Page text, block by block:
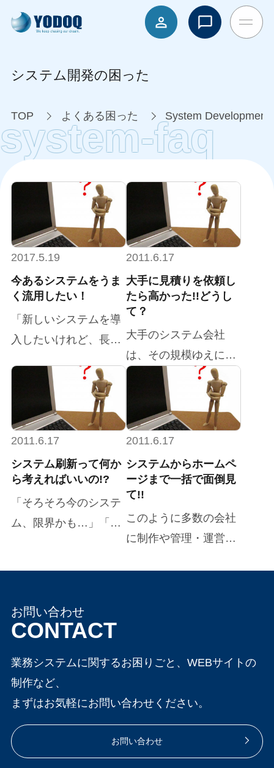
システム開発の困った
system-faq
TOP よくある困った System
2017.5.19
今あるシステムをうま
く流用したい！
「新しいシステムを導
入したいけれど、長年
ムも大切にしたい」
「これまで積み重ねて
きた貴重なデータや業
務ノウハウを、未来の
成長へと繋げたい」 こ
のようなお考えをお持
ちの貴社は、きっと企
業の持続的な成長を見
蓄積してきたシステム
になりますので、新し
いシステムにも既存の
データを活用すること
で、ノウハウをそのま
ま活かしDX化を進める
2011.6.17
大手に見積りを依頼し
たら高かった!!どうし
て？
大手のシステム会社
は、その規模ゆえに豊
富なリソースと優秀な
人材を抱えており、多
種多様な業務システム
に関する深い知識と経
れまで実現が難しいと
されてきたような、ま
さに「夢のようなシス
テム」でさえ、大手シ
社は最先端の技術動向
り、大規模で複雑なプ
くノウハウを蓄積して
います。 しかし、これ
2011.6.17
システム刷新って何か
ら考えればいいの!?
「そろそろ今のシステ
ム、限界かも…」「業
ない」「システム刷新
って、コストも時間も
成長し、ビジネス環境
が変化するにつれて、
既存のシステムでは対
応しきれない課題に直
面することは少なくあ
2011.6.17
システムからホームペ
ージまで一括で面倒見
て!!
このように多数の会社
に制作や管理・運営を
り取りに面倒な思いを
す。特にトラブルの際
Webサイトに原因があ
るのか？」「それとも
お問い合わせ
CONTACT
業務システムに関するお困りごと、WEBサイトの
制作など、
まずはお気軽にお問い合わせください。
お問い合わせ